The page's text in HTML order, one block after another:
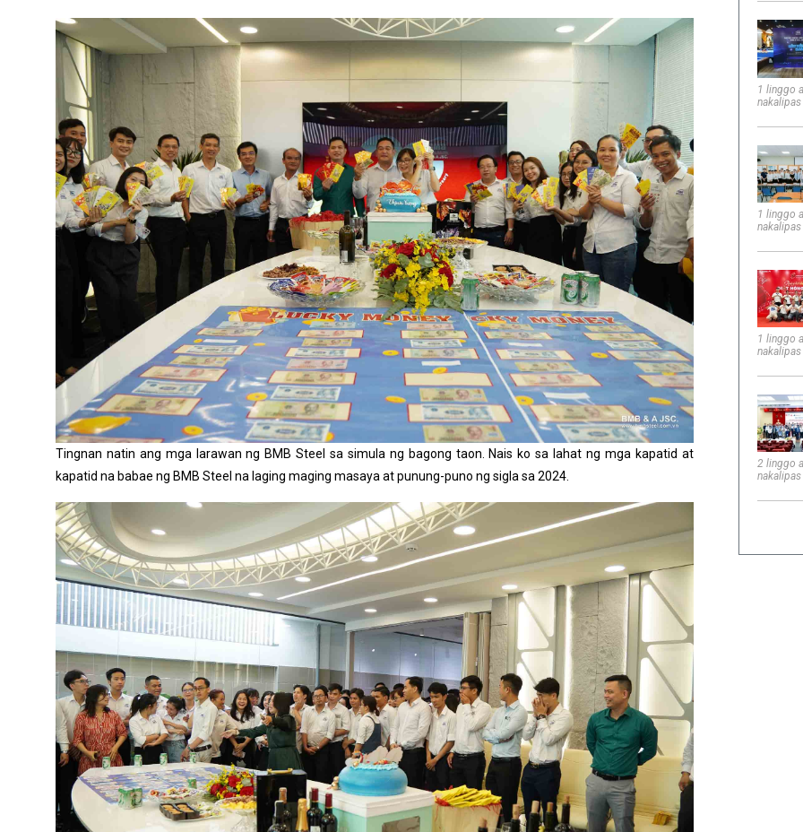
Tingnan natin ang mga larawan ng BMB Steel sa simula ng bagong taon. Nais ko sa lahat ng mga kapatid at
kapatid na babae ng BMB Steel na laging maging masaya at punung-puno ng sigla sa 2024.
1 linggo
nakalipas
1 linggo
nakalipas
1 linggo
nakalipas
2 linggo
nakalipas